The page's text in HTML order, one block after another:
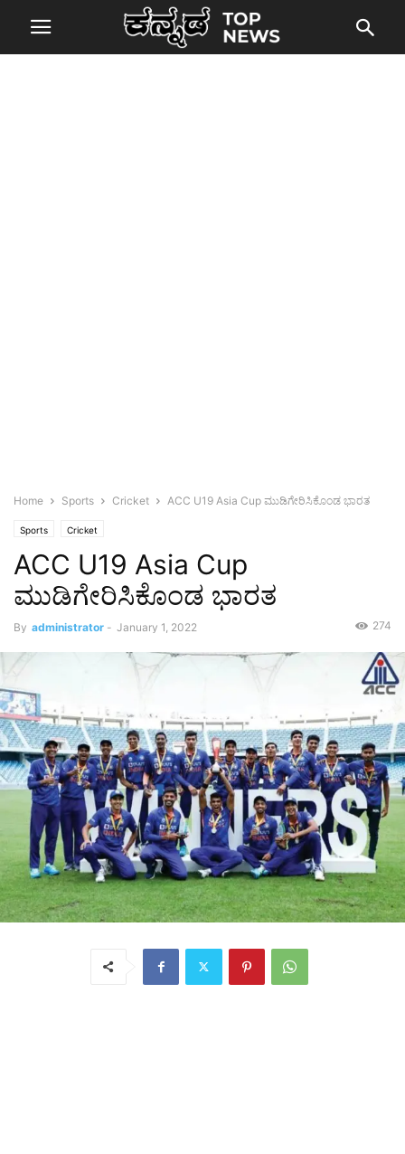
Home Sports Cricket ACC U19 Asia Cup ಮುಡಿಗೇರಿಸಿಕೊಂಡ ಭಾರತ
Sports Cricket
ACC U19 Asia Cup
ಮುಡಿಗೇರಿಸಿಕೊಂಡ ಭಾರತ
By administrator - January 1, 2022 274